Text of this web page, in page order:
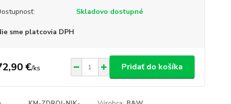
Skladovo dostupné
sme platcovia DPH
€/ks Pridať do košíka